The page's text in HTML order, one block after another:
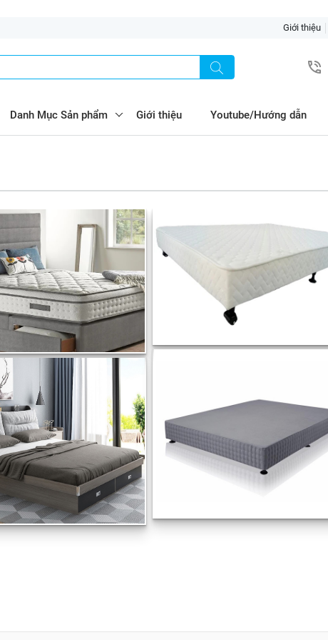
Giới thiệu
Danh Mục Sản phẩm Giới thiệu Youtube/Hướng dẫn